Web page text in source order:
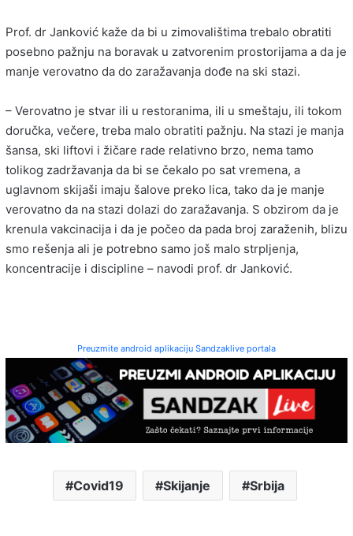
Prof. dr Janković kaže da bi u zimovalištima trebalo obratiti
posebno pažnju na boravak u zatvorenim prostorijama a da je
manje verovatno da do zaražavanja dođe na ski stazi.
– Verovatno je stvar ili u restoranima, ili u smeštaju, ili tokom
doručka, večere, treba malo obratiti pažnju. Na stazi je manja
šansa, ski liftovi i žičare rade relativno brzo, nema tamo
tolikog zadržavanja da bi se čekalo po sat vremena, a
uglavnom skijaši imaju šalove preko lica, tako da je manje
verovatno da na stazi dolazi do zaražavanja. S obzirom da je
krenula vakcinacija i da je počeo da pada broj zaraženih, blizu
smo rešenja ali je potrebno samo još malo strpljenja,
koncentracije i discipline – navodi prof. dr Janković.
Preuzmite android aplikaciju Sandzaklive portala
Covid19 Skijanje Srbija